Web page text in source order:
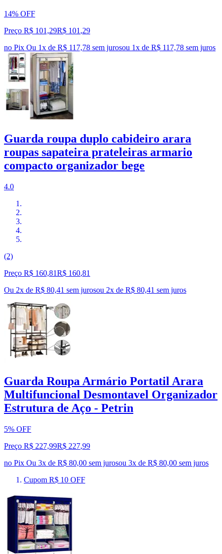
14% OFF
Preço R$ 101,29R$ 101 ,29
no Pix Ou 1x de R$ 117,78 sem jurosou 1x de R$ 117,78 sem juros
Guarda roupa duplo cabideiro arara
roupas sapateira prateleiras armario
compacto organizador bege
4.0
(2)
Preço R$ 160,81R$ 160,81
Ou 2x de R$ 80,41 sem jurosou 2x de R$ 80,41 sem juros
Guarda Roupa Armário Portatil Arara
Multifuncional Desmontavel Organizador
Estrutura de Aço - Petrin
5% OFF
Preço R$ 227,99R$ 227,99
no Pix Ou 3x de R$ 80,00 sem jurosou 3x de R$ 80,00 sem juros
Cupom R$ 10 OFF